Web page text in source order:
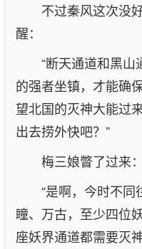
不过秦风这次没
醒：
“断天通道和黑
的强者坐镇，才能确
望北国的灭神大能过
出去捞外快吧？”
梅三娘瞥了过来：
“是啊，今时不
瞳、万古，至少四位
座妖界通道都需要灭